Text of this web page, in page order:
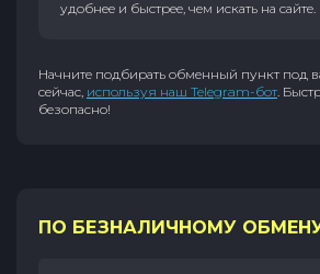
удобнее и быстрее, чем искать на сайте.
Начните подбирать обменный пункт под
сейчас, используя наш Telegram-бот.
безопасно!
ПО БЕЗНАЛИЧНОМУ